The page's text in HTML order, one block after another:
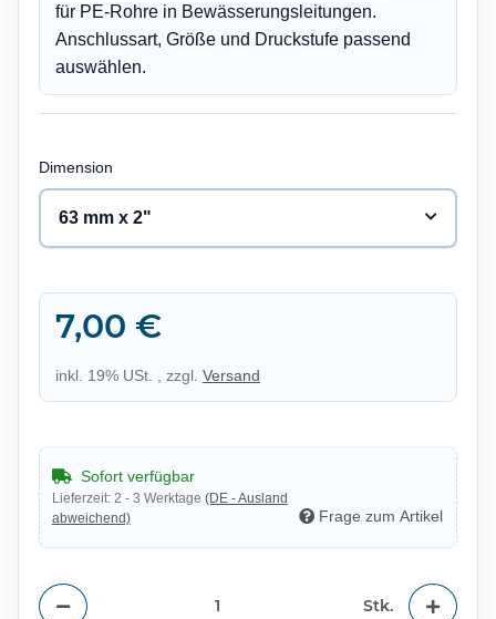
für PE-Rohre in Bewässerungsleitungen.
Anschlussart, Größe und Druckstufe passend
auswählen.
Dimension
63 mm x 2"
7,00 €
inkl. 19% USt. , zzgl. Versand
Sofort verfügbar
Lieferzeit: 2 - 3 Werktage (DE - Ausland
abweichend)
Frage zum Artikel
Stk.